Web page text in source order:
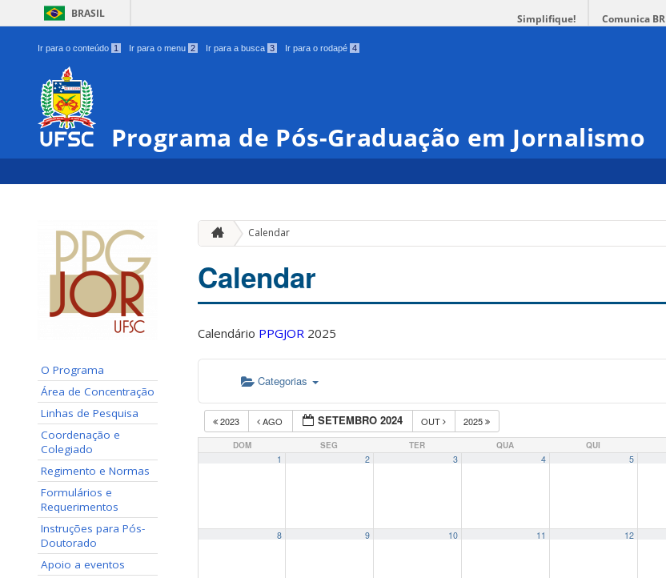
BRASIL Simplifique! Comunica BR
Ir para o conteúdo 1 Ir para o menu 2 Ir para a busca 3 Ir para o rodapé 4
Programa de Pós-Graduação em Jornalismo
O Programa
Área de Concentração
Linhas de Pesquisa
Coordenação e
Colegiado
Regimento e Normas
Formulários e
Requerimentos
Instruções para Pós-
Doutorado
Apoio a eventos
Calendar
Calendar
Calendário PPGJOR 2025
Categorias
2023 AGO SETEMBRO 2024 OUT 2025
DOM SEG TER QUA QUI
1 2 3 4 5
8 9 10 11 12